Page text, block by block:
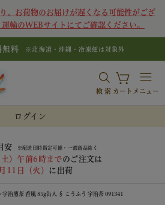
、お荷物のお届けが遅くなる可能性がござ
輸のWEBサイトにてご確認ください。
料 ※北海道・沖縄・冷凍便は対象外
検索 カート メニュー
ログイン
安 ※配送日時指定可能・一部商品除く
）午前6時までのご注文は
11日（火）
に出荷
宇治煎茶 香風 85g缶入 § こうふう 宇治茶 091341